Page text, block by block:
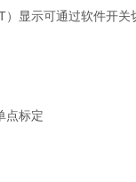
）显示可通过软件开关
点标定